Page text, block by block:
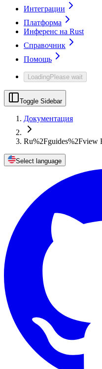
Интеграции
Платформа
Инференс на Rust
Справочник
Помощь
LoadingPlease wait
Toggle Sidebar
Документация
Ru%2Fguides%2Fview
Select language